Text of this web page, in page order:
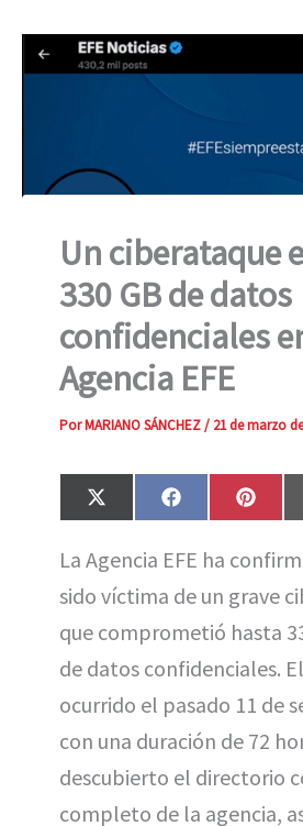
Un ciberataque
330 GB de datos
confidenciales
Agencia EFE
PorMARIANO SÁNCHEZ/ 21 de marzo
Compartir
en
X
(
w
i
t
t
e
r
)
Compartir
en
F
a
e
o
o
k
en
P
i
t
r
e
s
t
La Agencia EFE ha
sido víctima de un grave
que comprometió hasta
de datos confidenciales.
ocurrido el pasado 11 de
con una duración de 72
descubierto el directorio
completo de la agencia,